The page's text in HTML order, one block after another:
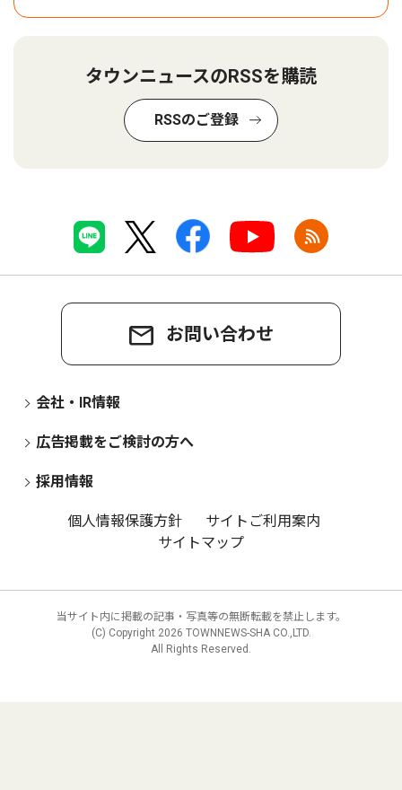
タウンニュースのRSSを購読
RSSのご登録
お問い合わせ
会社・IR情報
広告掲載をご検討の方へ
採用情報
個人情報保護方針
サイトご利用案内
サイトマップ
当サイト内に掲載の記事・写真等の無断転載を禁止します。
(C) Copyright 2026 TOWNNEWS-SHA CO.,LTD.
All Rights Reserved.